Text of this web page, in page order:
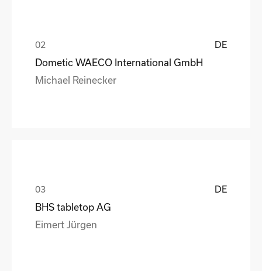
DE
Dometic WAECO International GmbH
Michael Reinecker
DE
BHS tabletop AG
Eimert Jürgen